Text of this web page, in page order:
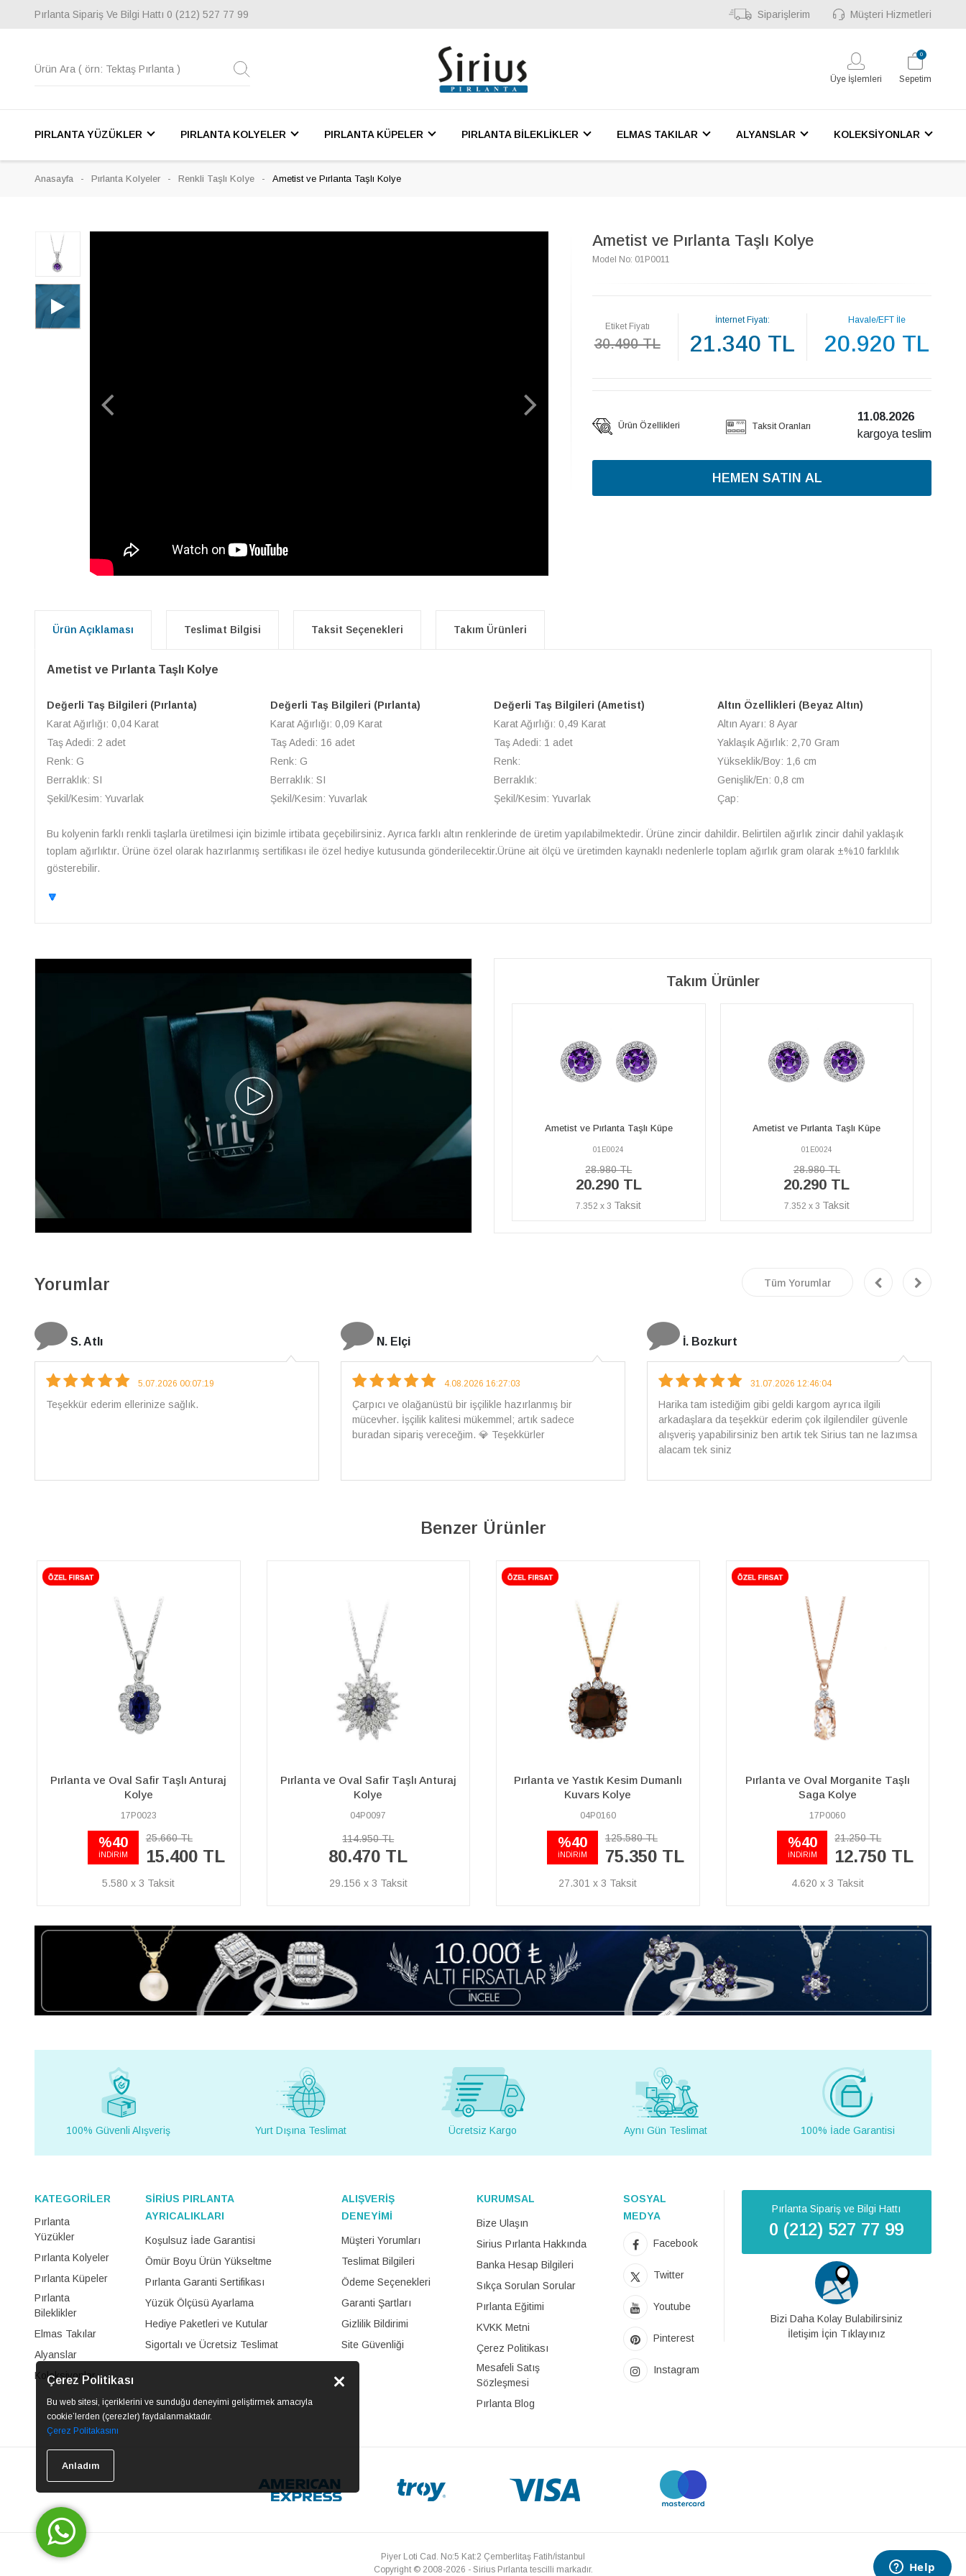
Çerez Politikası
Bu web sitesi, içeriklerini ve sunduğu deneyimi geliştirmek amacıyla
cookie’lerden (çerezler) faydalanmaktadır.
Çerez Politakasını
Anladım
Pırlanta Sipariş Ve Bilgi Hattı 0 (212) 527 77 99 Siparişlerim Müşteri Hizmetleri
Üye İşlemleri Sepetim
0
PIRLANTA YÜZÜKLER PIRLANTA KOLYELER PIRLANTA KÜPELER PIRLANTA BİLEKLİKLER ELMAS TAKILAR ALYANSLAR KOLEKSİYONLAR
Anasayfa Pırlanta Kolyeler Renkli Taşlı Kolye Ametist ve Pırlanta Taşlı Kolye
Ametist ve Pırlanta Taşlı Kolye
Model No: 01P0011
Etiket Fiyatı
30.490 TL
İnternet Fiyatı:
21.340 TL
Havale/EFT İle
20.920 TL
Ürün Özellikleri Taksit Oranları
11.08.2026
kargoya teslim
HEMEN SATIN AL
Ürün Açıklaması Teslimat Bilgisi Taksit Seçenekleri Takım Ürünleri
Ametist ve Pırlanta Taşlı Kolye
Değerli Taş Bilgileri (Pırlanta)
Karat Ağırlığı: 0,04 Karat
Taş Adedi: 2 adet
Renk: G
Berraklık: SI
Şekil/Kesim: Yuvarlak
Değerli Taş Bilgileri (Pırlanta)
Karat Ağırlığı: 0,09 Karat
Taş Adedi: 16 adet
Renk: G
Berraklık: SI
Şekil/Kesim: Yuvarlak
Değerli Taş Bilgileri (Ametist)
Karat Ağırlığı: 0,49 Karat
Taş Adedi: 1 adet
Renk:
Berraklık:
Şekil/Kesim: Yuvarlak
Altın Özellikleri (Beyaz Altın)
Altın Ayarı: 8 Ayar
Yaklaşık Ağırlık: 2,70 Gram
Yükseklik/Boy: 1,6 cm
Genişlik/En: 0,8 cm
Çap:
Bu kolyenin farklı renkli taşlarla üretilmesi için bizimle irtibata geçebilirsiniz. Ayrıca farklı altın renklerinde de üretim yapılabilmektedir. Ürüne zincir dahildir. Belirtilen ağırlık zincir dahil yaklaşık
toplam ağırlıktır. Ürüne özel olarak hazırlanmış sertifikası ile özel hediye kutusunda gönderilecektir.Ürüne ait ölçü ve üretimden kaynaklı nedenlerle toplam ağırlık gram olarak ±%10 farklılık
gösterebilir.
🔽
Takım Ürünler
Ametist ve Pırlanta Taşlı Küpe
01E0024
Ametist ve Pırlanta Taşlı Küpe
28.980 TL
Ametist ve Pırlanta Taşlı Küpe
01E0024
28.980 TL
20.290 TL
7.352 x 3
Ametist ve Pırlanta Taşlı Küpe
01E0024
28.980 TL
20.290 TL
7.352 x 3
Yorumlar Tüm Yorumlar
N. Elçi
4.08.2026 16:27:03
Çarpıcı ve olağanüstü bir işçilikle hazırlanmış bir
İ. Bozkurt
31.07.2026 12:46:04
Harika tam istediğim gibi geldi kargom ayrıca ilgili
arkadaşlara da teşekkür ederim çok ilgilendiler güvenle
alışveriş yapabilirsiniz ben artık tek Sirius tan ne lazımsa
E.T
18.07.2026 12:38:01
Pirlantami teslim alana kadar tüm surecte bilgilendirildim,
güvenli bir alisveris oldu benim icin ve paketleme özenle
yapilmisti sorunsuz bir sekilde pirlantami takiyorum. Yeni
alisveris adresim artik belli.🤩 Tesekkurler Sirius
Benzer Ürünler
Pırlanta ve Oval Safir Taşlı Anturaj
Kolye
04P0097
114.950 TL
80.470 TL
29.156 x 3
Pırlanta ve Yastık Kesim Dumanlı
Kuvars Kolye
04P0160
%40
İNDİRİM
125.580 TL
75.350 TL
27.301 x 3
Pırlanta ve Oval Morganite Taşlı
Saga Kolye
17P0060
%40
İNDİRİM
21.250 TL
12.750 TL
4.620 x 3
Pırlanta ve Oval Yakut Taşlı
Anturaj Kolye
04P0040
29.400 TL
20.580 TL
7.457 x 3
100% Güvenli Alışveriş Yurt Dışına Teslimat Ücretsiz Kargo Aynı Gün Teslimat 100% İade Garantisi
KATEGORİLER
Pırlanta
Yüzükler
Pırlanta Kolyeler
Pırlanta Küpeler
Pırlanta
Bileklikler
Elmas Takılar
Alyanslar
Koleksiyonlar
SİRİUS PIRLANTA
AYRICALIKLARI
Koşulsuz İade Garantisi
Ömür Boyu Ürün Yükseltme
Pırlanta Garanti Sertifikası
Yüzük Ölçüsü Ayarlama
Hediye Paketleri ve Kutular
Sigortalı ve Ücretsiz Teslimat
ALIŞVERİŞ
DENEYİMİ
Müşteri Yorumları
Teslimat Bilgileri
Ödeme Seçenekleri
Garanti Şartları
Gizlilik Bildirimi
Site Güvenliği
KURUMSAL
Bize Ulaşın
Sirius Pırlanta Hakkında
Banka Hesap Bilgileri
Sıkça Sorulan Sorular
Pırlanta Eğitimi
KVKK Metni
Çerez Politikası
Mesafeli Satış
Sözleşmesi
Pırlanta Blog
SOSYAL
MEDYA
Facebook
Twitter
Youtube
Pinterest
Instagram
Pırlanta Sipariş ve Bilgi Hattı
0 (212) 527 77 99
Bizi Daha Kolay Bulabilirsiniz
İletişim İçin Tıklayınız
Piyer Loti Cad. No:5 Kat:2 Çemberlitaş Fatih/İstanbul
Copyright © 2008-2026 - Sirius Pırlanta tescilli markadır.